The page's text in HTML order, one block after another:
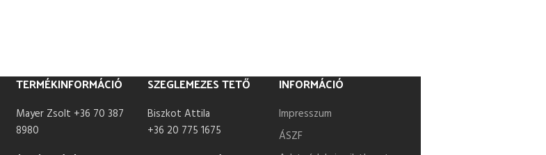
TERMÉKINFORMÁCIÓ
Mayer Zsolt +36 70 387
8980
SZEGLEMEZES TETŐ
Biszkot Attila
+36 20 775 1675
INFORMÁCIÓ
Impresszum
ÁSZF